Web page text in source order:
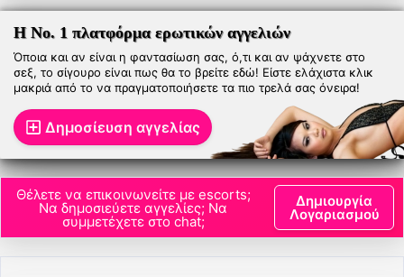
Η Νο. 1 πλατφόρμα ερωτικών αγγελιών
Όποια και αν είναι η φαντασίωση σας, ό,τι και αν ψάχνετε στο
σεξ, το σίγουρο είναι πως θα το βρείτε εδώ! Είστε ελάχιστα κλικ
μακριά από το να πραγματοποιήσετε τα πιο τρελά σας όνειρα!
Δημοσίευση αγγελίας
Θέλετε να επικοινωνείτε με escorts;
Να δημοσιεύετε αγγελίες; Να
συμμετέχετε στο chat;
Δημιουργία
Λογαριασμού